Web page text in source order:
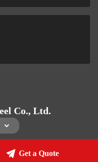
Co., Ltd.
Co., Ltd.Get a Quote